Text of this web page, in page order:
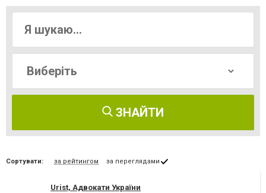
ЗНАЙТИ
Сортувати: за рейтингом за переглядами
Urist, Адвокати України